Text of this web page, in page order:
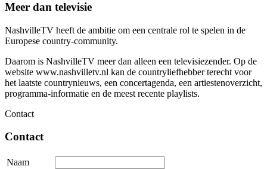
Meer dan televisie
NashvilleTV heeft de ambitie om een centrale rol te spelen in de
Europese country-community.
Daarom is NashvilleTV meer dan alleen een televisiezender. Op de
website www.nashvilletv.nl kan de countryliefhebber terecht voor
het laatste countrynieuws, een concertagenda, een artiestenoverzicht,
programma-informatie en de meest recente playlists.
Contact
Contact
Naam